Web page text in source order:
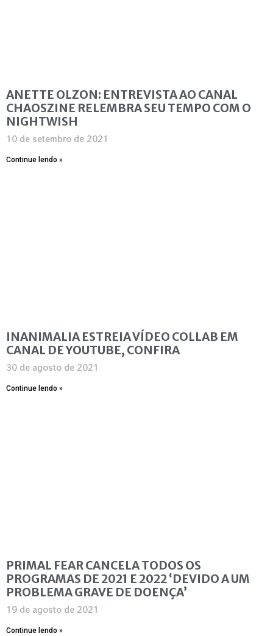
ANETTE OLZON: ENTREVISTA AO CANAL
CHAOSZINE RELEMBRA SEU TEMPO COM O
NIGHTWISH
10 de setembro de 2021
Continue lendo »
INANIMALIA ESTREIA VÍDEO COLLAB EM
CANAL DE YOUTUBE, CONFIRA
30 de agosto de 2021
Continue lendo »
PRIMAL FEAR CANCELA TODOS OS
PROGRAMAS DE 2021 E 2022 ‘DEVIDO A UM
PROBLEMA GRAVE DE DOENÇA’
19 de agosto de 2021
Continue lendo »